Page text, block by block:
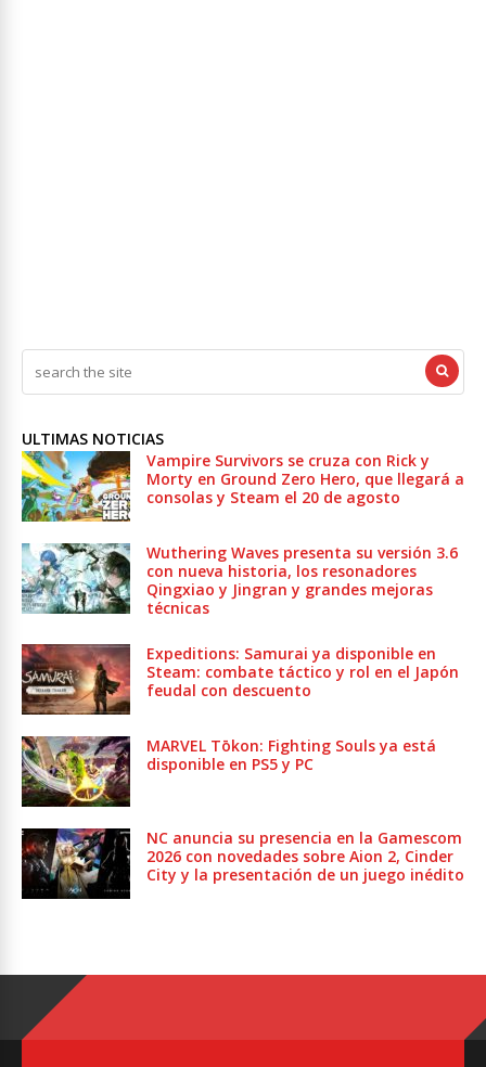
ULTIMAS NOTICIAS
Vampire Survivors se cruza con Rick y
Morty en Ground Zero Hero, que llegará a
consolas y Steam el 20 de agosto
Wuthering Waves presenta su versión 3.6
con nueva historia, los resonadores
Qingxiao y Jingran y grandes mejoras
técnicas
Expeditions: Samurai ya disponible en
Steam: combate táctico y rol en el Japón
feudal con descuento
MARVEL Tōkon: Fighting Souls ya está
disponible en PS5 y PC
NC anuncia su presencia en la Gamescom
2026 con novedades sobre Aion 2, Cinder
City y la presentación de un juego inédito